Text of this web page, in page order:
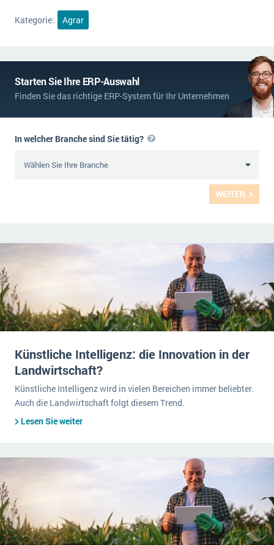
Kategorie: Agrar
Starten Sie Ihre ERP-Auswahl
Finden Sie das richtige ERP-System für Ihr Unternehmen
WEITER
In welcher Branche sind Sie tätig?
Künstliche Intelligenz: die Innovation in der
Landwirtschaft?
Künstliche Intelligenz wird in vielen Bereichen immer beliebter.
Auch die Landwirtschaft folgt diesem Trend.
Lesen Sie weiter